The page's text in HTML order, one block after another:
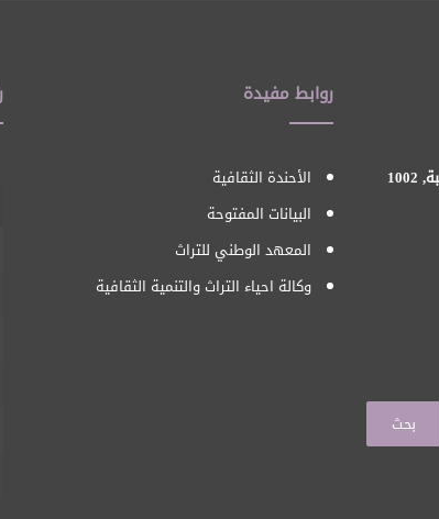
العنوان : نهج 2 مارس 1934 القصبة, 1002
روابط مفيدة
الأحندة الثقافية
البيانات المفتوحة
المعهد الوطني للتراث
وكالة احياء التراث والتنمية الثقافية